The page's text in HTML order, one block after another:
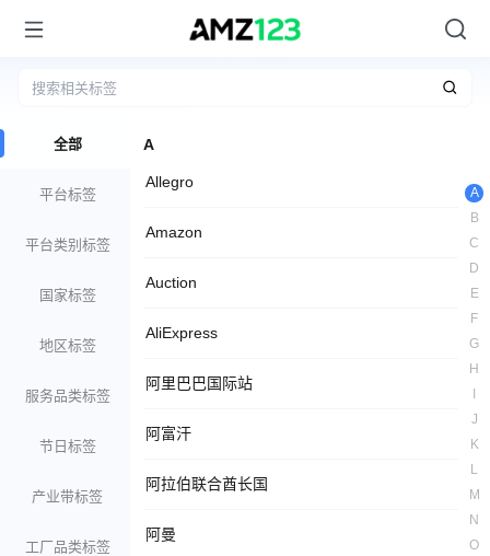
全部
平台标签
平台类别标签
国家标签
地区标签
服务品类标签
节日标签
产业带标签
工厂品类标签
A
Allegro
Amazon
Auction
AliExpress
阿里巴巴国际站
阿富汗
阿拉伯联合酋长国
阿曼
A
B
C
D
E
F
G
H
J
K
L
M
N
O